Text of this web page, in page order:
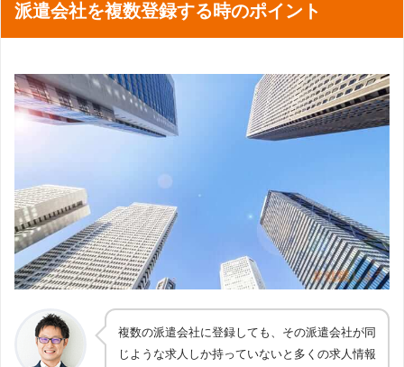
派遣会社を複数登録する時のポイント
複数の派遣会社に登録しても、その派遣会社が同
じような求人しか持っていないと多くの求人情報